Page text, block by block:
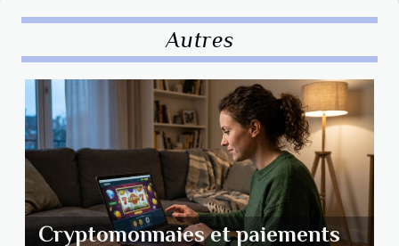
Autres
Cryptomonnaies et paiements